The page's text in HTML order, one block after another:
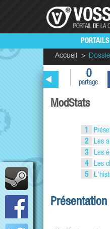
Accueil
0
partage
ModStats
1
2
Les
3
Les
4
Les
5
Présentation